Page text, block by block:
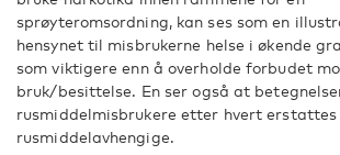
sprøyteromsordning, kan ses som en
hensynet til misbrukerne helse i økende
som viktigere enn å overholde forbudet
bruk/besittelse. En ser også at
rusmiddelmisbrukere etter hvert erstattes
rusmiddelavhengige.